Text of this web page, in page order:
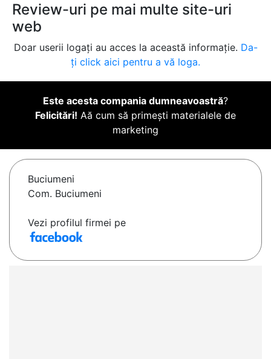
Review-uri pe mai multe site-uri
web
Doar userii logați au acces la această informație. Da-
ți click aici pentru a vă loga.
Este acesta compania dumneavoastră?
Felicitări! Aă cum să primești materialele de
marketing
Buciumeni
Com. Buciumeni
Vezi profilul firmei pe